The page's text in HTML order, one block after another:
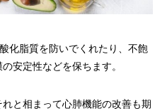
化脂質を防いでくれたり、不飽
安定性などを保ちます。
と相まって心肺機能の改善も期